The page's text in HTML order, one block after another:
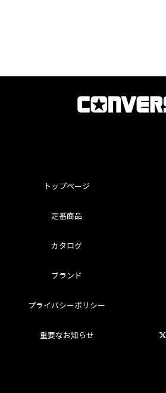
トップページ
定番商品
カタログ
ブランド
プライバシーポリシー
重要なお知らせ